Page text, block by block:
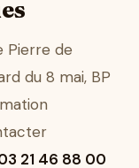
Pierre de
du 8 mai, BP
21 46 88 00